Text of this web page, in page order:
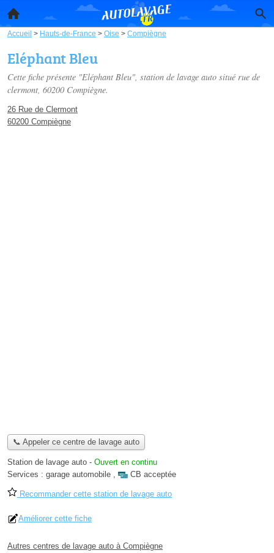
Accueil > Hauts-de-France > Oise > Compiègne
Eléphant Bleu
Cette fiche présente "Eléphant Bleu", station de lavage auto situé rue de
clermont, 60200 Compiègne.
26 Rue de Clermont
60200 Compiègne
📞 Appeler ce centre de lavage auto
Station de lavage auto - Ouvert en continu
Services : garage automobile , CB acceptée
Recommander cette station de lavage auto
Améliorer cette fiche
Autres centres de lavage auto à Compiègne